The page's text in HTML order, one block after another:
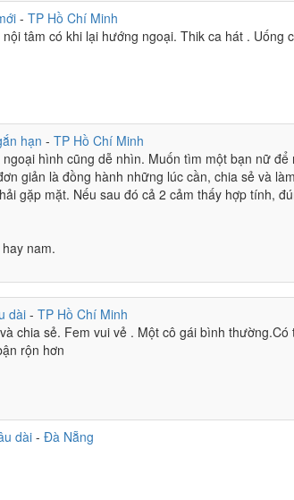
- TP Hồ Chí Minh
tâm có khi lại hướng ngoại. Thik ca hát . Uống
hạn - TP Hồ Chí Minh
hình cũng dễ nhìn. Muốn tìm một bạn nữ để
giản là đồng hành những lúc cần, chia sẻ và
gặp mặt. Nếu sau đó cả 2 cảm thấy hợp tính,
nam.
dài- TP Hồ Chí Minh
chia sẻ. Fem vui vẻ . Một cô gái bình thường.Có
rộn hơn
dài- Đà Nẵng